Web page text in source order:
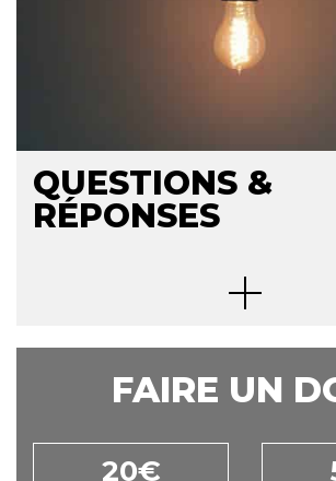
QUESTIONS &
RÉPONSES
FAIRE UN
20€